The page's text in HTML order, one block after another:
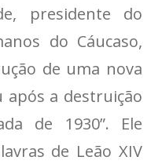
presidente do
do Cáucaso,
de uma nova
após a destruição
de 1930”. Ele
de Leão XIV